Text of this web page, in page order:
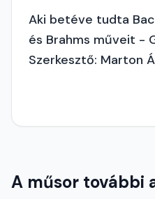
Aki betéve tudta
és Brahms műveit -
Szerkesztő: Marton
A műsor további